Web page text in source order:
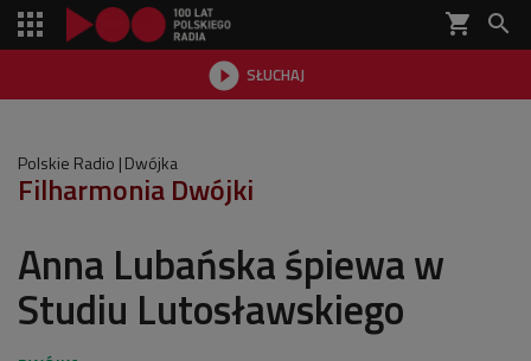
shopping_cart 
 SŁUCHAJ

Polskie Radio Dwójka
Filharmonia Dwójki
Anna Lubańska śpiewa w
Studiu Lutosławskiego